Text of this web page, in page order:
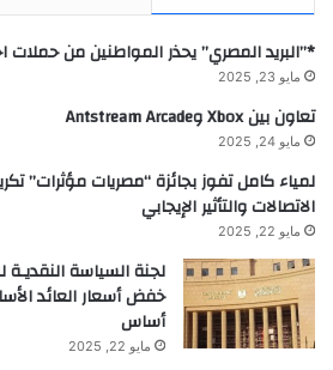
*”البريد المصري” يحذر المواطنين من حملات
مايو 23, 2025
تعاون بين Xbox وAntstream Arcade
مايو 24, 2025
لمياء كامل تفوز بجائزة “مصريات مؤثرات”
الاتصالات والتأثير الإيجابي
مايو 22, 2025
لجنة السياسة النقديـة
أساس
مايو 22, 2025